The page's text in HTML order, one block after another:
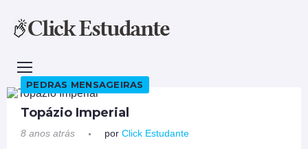
PEDRAS MENSAGEIRAS
Topázio Imperial
8 anos atrás por Click Estudante